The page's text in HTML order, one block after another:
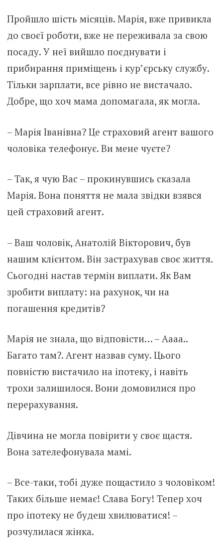
Пройшло шість місяців. Марія, вже привикла
до своєї роботи, вже не переживала за свою
посаду. У неї вийшло поєднувати і
прибирання приміщень і кур’єрську службу.
Тільки зарплати, все рівно не вистачало.
Добре, що хоч мама допомагала, як могла.
– Марія Іванівна? Це страховий агент вашого
чоловіка телефонує. Ви мене чуєте?
– Так, я чую Вас – прокинувшись сказала
Марія. Вона поняття не мала звідки взявся
цей страховий агент.
– Ваш чоловік, Анатолій Вікторович, був
нашим клієнтом. Він застрахував своє життя.
Сьогодні настав термін виплати. Як Вам
зробити виплату: на рахунок, чи на
погашення кредитів?
Марія не знала, що відповісти… – Аааа..
Багато там?. Агент назвав суму. Цього
повністю вистачило на іпотеку, і навіть
трохи залишилося. Вони домовилися про
перерахування.
Дівчина не могла повірити у своє щастя.
Вона зателефонувала мамі.
– Все-таки, тобі дуже пощастило з чоловіком!
Таких більше немає! Слава Богу! Тепер хоч
про іпотеку не будеш хвилюватися! –
розчулилася жінка.